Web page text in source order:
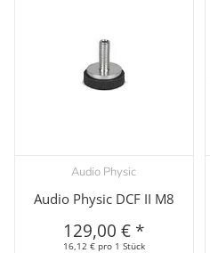
Audio Physic
Audio Physic DCF II M8
129,00 € *
16,12 € pro 1 Stück